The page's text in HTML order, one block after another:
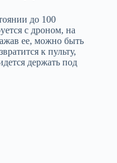
до 100
с дроном, на
ее, можно быть
к пульту,
держать под